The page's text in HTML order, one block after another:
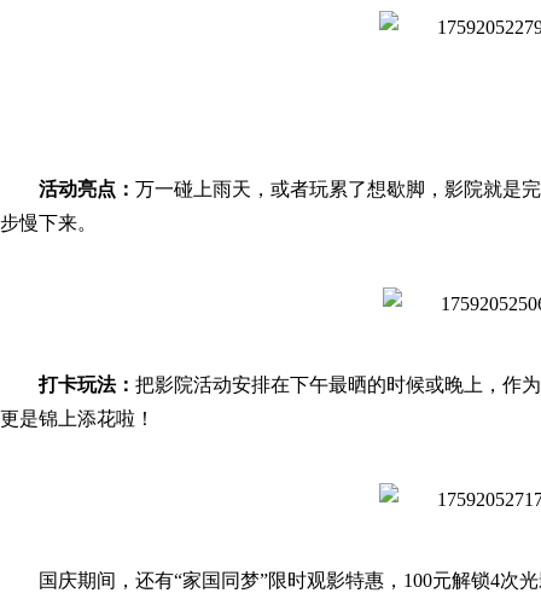
活动亮点： 万一碰上雨天，或者玩累了想歇脚，影院就是
步慢下来。
打卡玩法： 把影院活动安排在下午最晒的时候或晚上，作
更是锦上添花啦！
国庆期间，还有“家国同梦”限时观影特惠，100元解锁4次